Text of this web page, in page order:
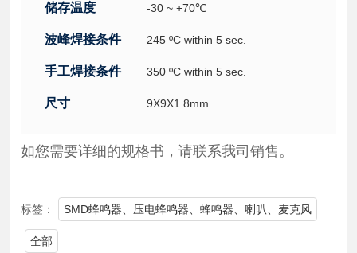
储存温度 -30 ~ +70℃
波峰焊接条件 245 ºC within 5 sec.
手工焊接条件 350 ºC within 5 sec.
尺寸 9X9X1.8mm
如您需要详细的规格书，请联系我司销售。
标签： SMD蜂鸣器、压电蜂鸣器、蜂鸣器、喇叭、麦克风
全部